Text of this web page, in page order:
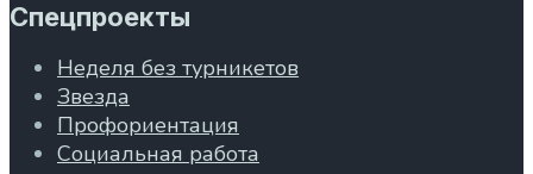
Спецпроекты
Неделя без турникетов
Звезда
Профориентация
Социальная работа